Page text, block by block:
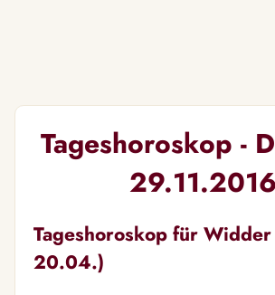
Tageshoroskop -
29.11.2016
Tageshoroskop für
20.04.)